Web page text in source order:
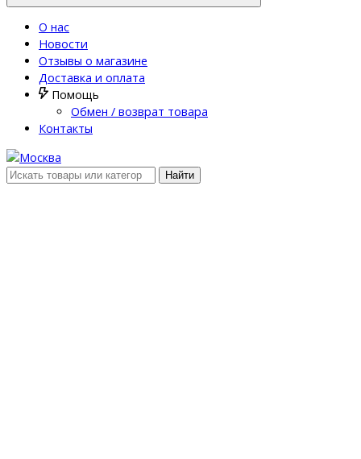
О нас
Новости
Отзывы о магазине
Доставка и оплата
Помощь
Обмен / возврат товара
Контакты
Найти